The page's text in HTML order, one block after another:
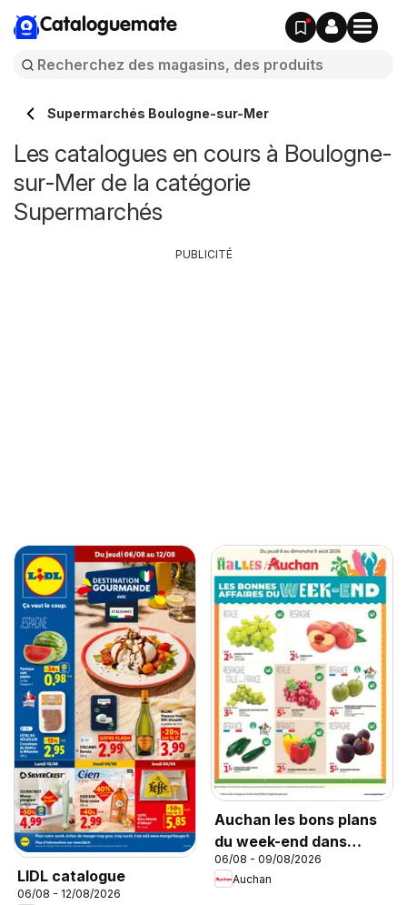
Cataloguemate
Supermarchés Boulogne-sur-Mer
Les catalogues en cours à Boulogne-
sur-Mer de la catégorie
Supermarchés
LIDL catalogue
06/08 - 12/08/2026
Auchan les bons plans
du week-end dans
votre hyper
06/08 - 09/08/2026
Auchan
PUBLICITÉ